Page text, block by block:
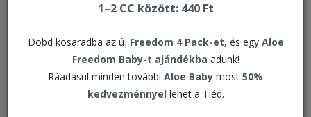
1–2 CC között: 440 Ft
Dobd kosaradba az új Freedom 4 Pack-et, és egy Aloe
Freedom Baby-t ajándékba adunk!
Ráadásul minden további Aloe Baby most 50%
kedvezménnyel lehet a Tiéd.
ELÉRHETŐSÉGEINK
Ügyfélszolgálat
06-1-269-53-70 / 2-es menüpont
Hétfő-péntek 9:00-17:00h
lat@foreverliving.hu